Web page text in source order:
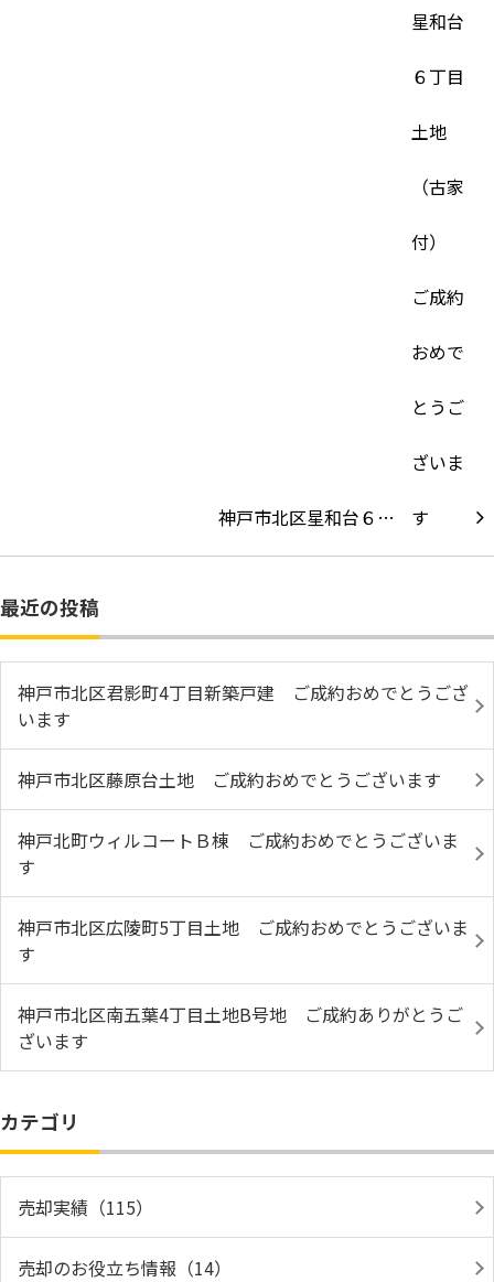
神戸市北区星和台６…
最近の投稿
神戸市北区君影町4丁目新築戸建 ご成約おめでとうござ
います
神戸市北区藤原台土地 ご成約おめでとうございます
神戸北町ウィルコートＢ棟 ご成約おめでとうございま
す
神戸市北区広陵町5丁目土地 ご成約おめでとうございま
す
神戸市北区南五葉4丁目土地B号地 ご成約ありがとうご
ざいます
カテゴリ
売却実績（115）
売却のお役立ち情報（14）